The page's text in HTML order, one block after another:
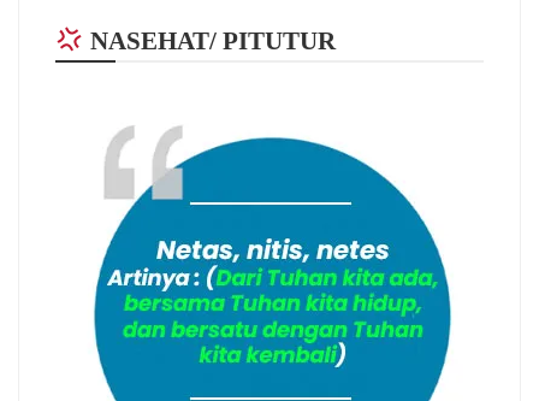
NASEHAT/ PITUTUR